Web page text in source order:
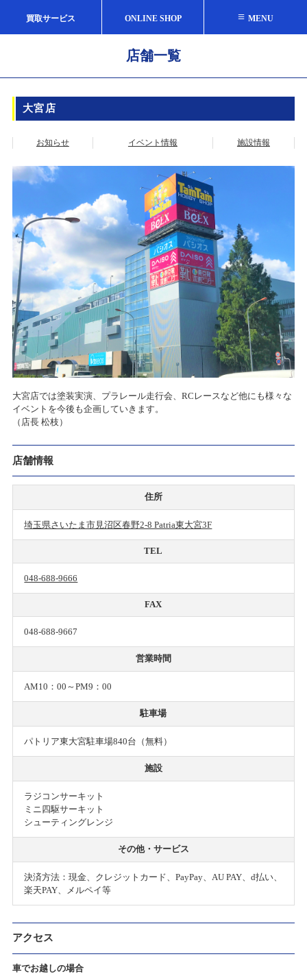
買取サービス ONLINE SHOP ≡ MENU
店舗一覧
大宮店
お知らせ イベント情報 施設情報
大宮店では塗装実演、プラレール走行会、RCレースなど他にも様々な
イベントを今後も企画していきます。
（店長 松枝）
店舗情報
住所
埼玉県さいたま市見沼区春野2-8 Patria東大宮3F
TEL
048-688-9666
FAX
048-688-9667
営業時間
AM10：00～PM9：00
駐車場
パトリア東大宮駐車場840台（無料）
施設
ラジコンサーキット
ミニ四駆サーキット
シューティングレンジ
その他・サービス
決済方法：現金、クレジットカード、PayPay、AU PAY、d払い、
楽天PAY、メルペイ等
アクセス
車でお越しの場合